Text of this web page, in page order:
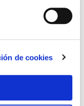
de cookies